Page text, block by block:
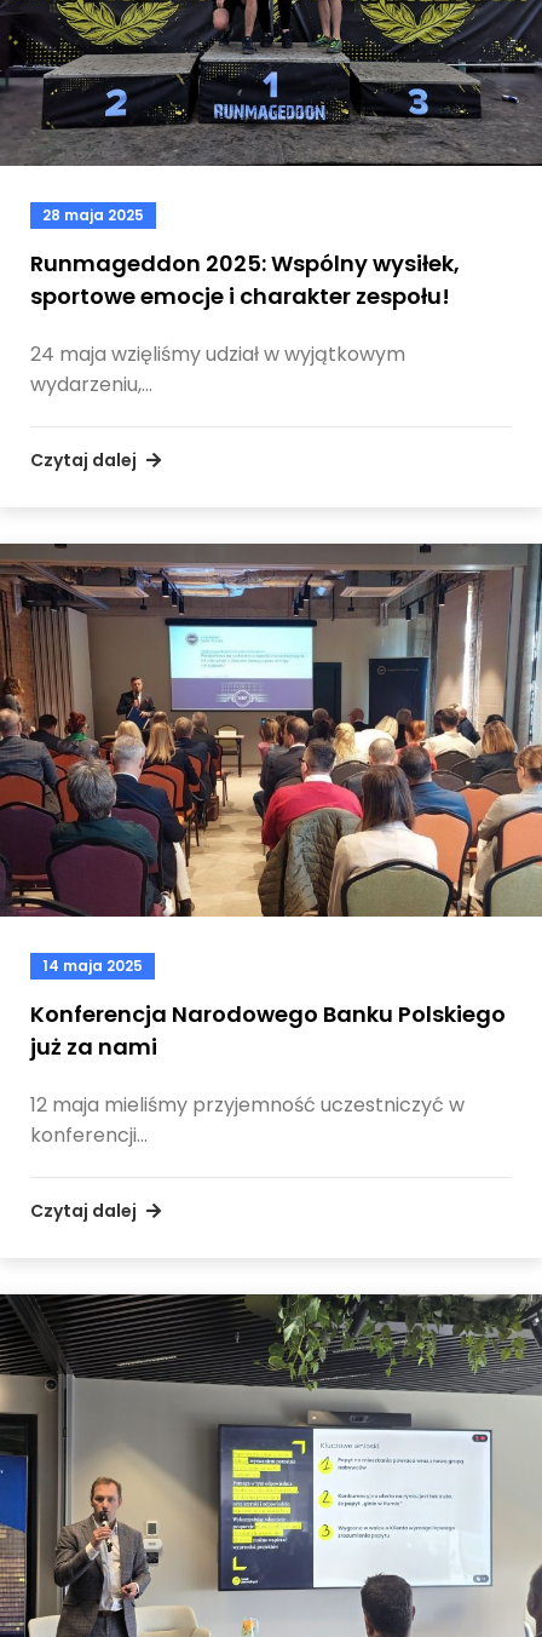
28 maja 2025
Runmageddon 2025: Wspólny wysiłek,
sportowe emocje i charakter zespołu!
24 maja wzięliśmy udział w wyjątkowym
wydarzeniu,…
Czytaj dalej
14 maja 2025
Konferencja Narodowego Banku Polskiego
już za nami
12 maja mieliśmy przyjemność uczestniczyć w
konferencji…
Czytaj dalej